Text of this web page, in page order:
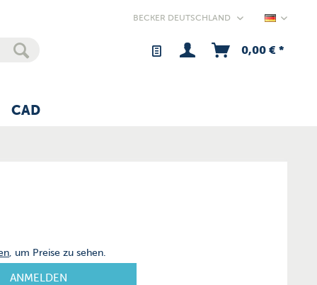
0,00 € *
CAD
, um Preise zu sehen.
ANMELDEN